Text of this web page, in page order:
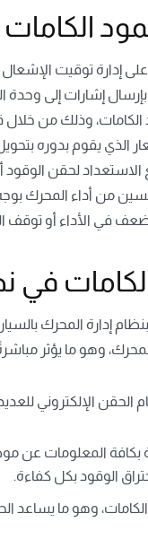
الكامات
توقيت
وذلك من
يقوم بدوره
لحقن
من أداء
في الأداء أو
في
إدارة المحرك
وهو ما يؤثر
الإلكتروني
الوقود بكل كفاءة.
وهو ما يساعد